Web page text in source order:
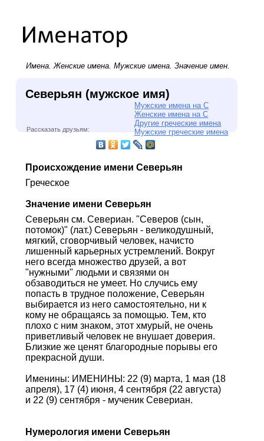
Имена.Женские имена. Мужские имена. Значение имен.
Северьян (мужское имя)
Мужские имена на С
Женские имена на С
Другие греческие имена
Мужские греческие имена
Рассказать друзьям:
Происхождение имени Северьян
Греческое
Значение имени Северьян
Северьян см. Севериан. "Северов (сын,
потомок)" (лат.) Северьян - великодушный,
мягкий, сговорчивый человек, начисто
лишенный карьерных устремлений. Вокруг
него всегда множество друзей, а вот
"нужными" людьми и связями он
обзаводиться не умеет. Но случись ему
попасть в трудное положение, Северьян
выбирается из него самостоятельно, ни к
кому не обращаясь за помощью. Тем, кто
плохо с ним знаком, этот хмурый, не очень
приветливый человек не внушает доверия.
Близкие же ценят благородные порывы его
прекрасной души.
Именины: ИМЕНИНЫ: 22 (9) марта, 1 мая (18
апреля), 17 (4) июня, 4 сентября (22 августа)
и 22 (9) сентября - мученик Севериан.
Нумерология имени Северьян